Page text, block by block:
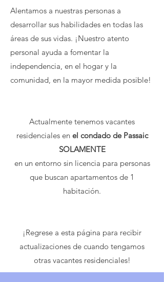
Alentamos a nuestras personas a
desarrollar sus habilidades en todas las
áreas de sus vidas. ¡Nuestro atento
personal ayuda a fomentar la
independencia, en el hogar y la
comunidad, en la mayor medida posible!
Actualmente tenemos vacantes
residenciales en el condado de Passaic
SOLAMENTE
en un entorno sin licencia para personas
que buscan apartamentos de 1
habitación.
¡Regrese a esta página para recibir
actualizaciones de cuando tengamos
otras vacantes residenciales!